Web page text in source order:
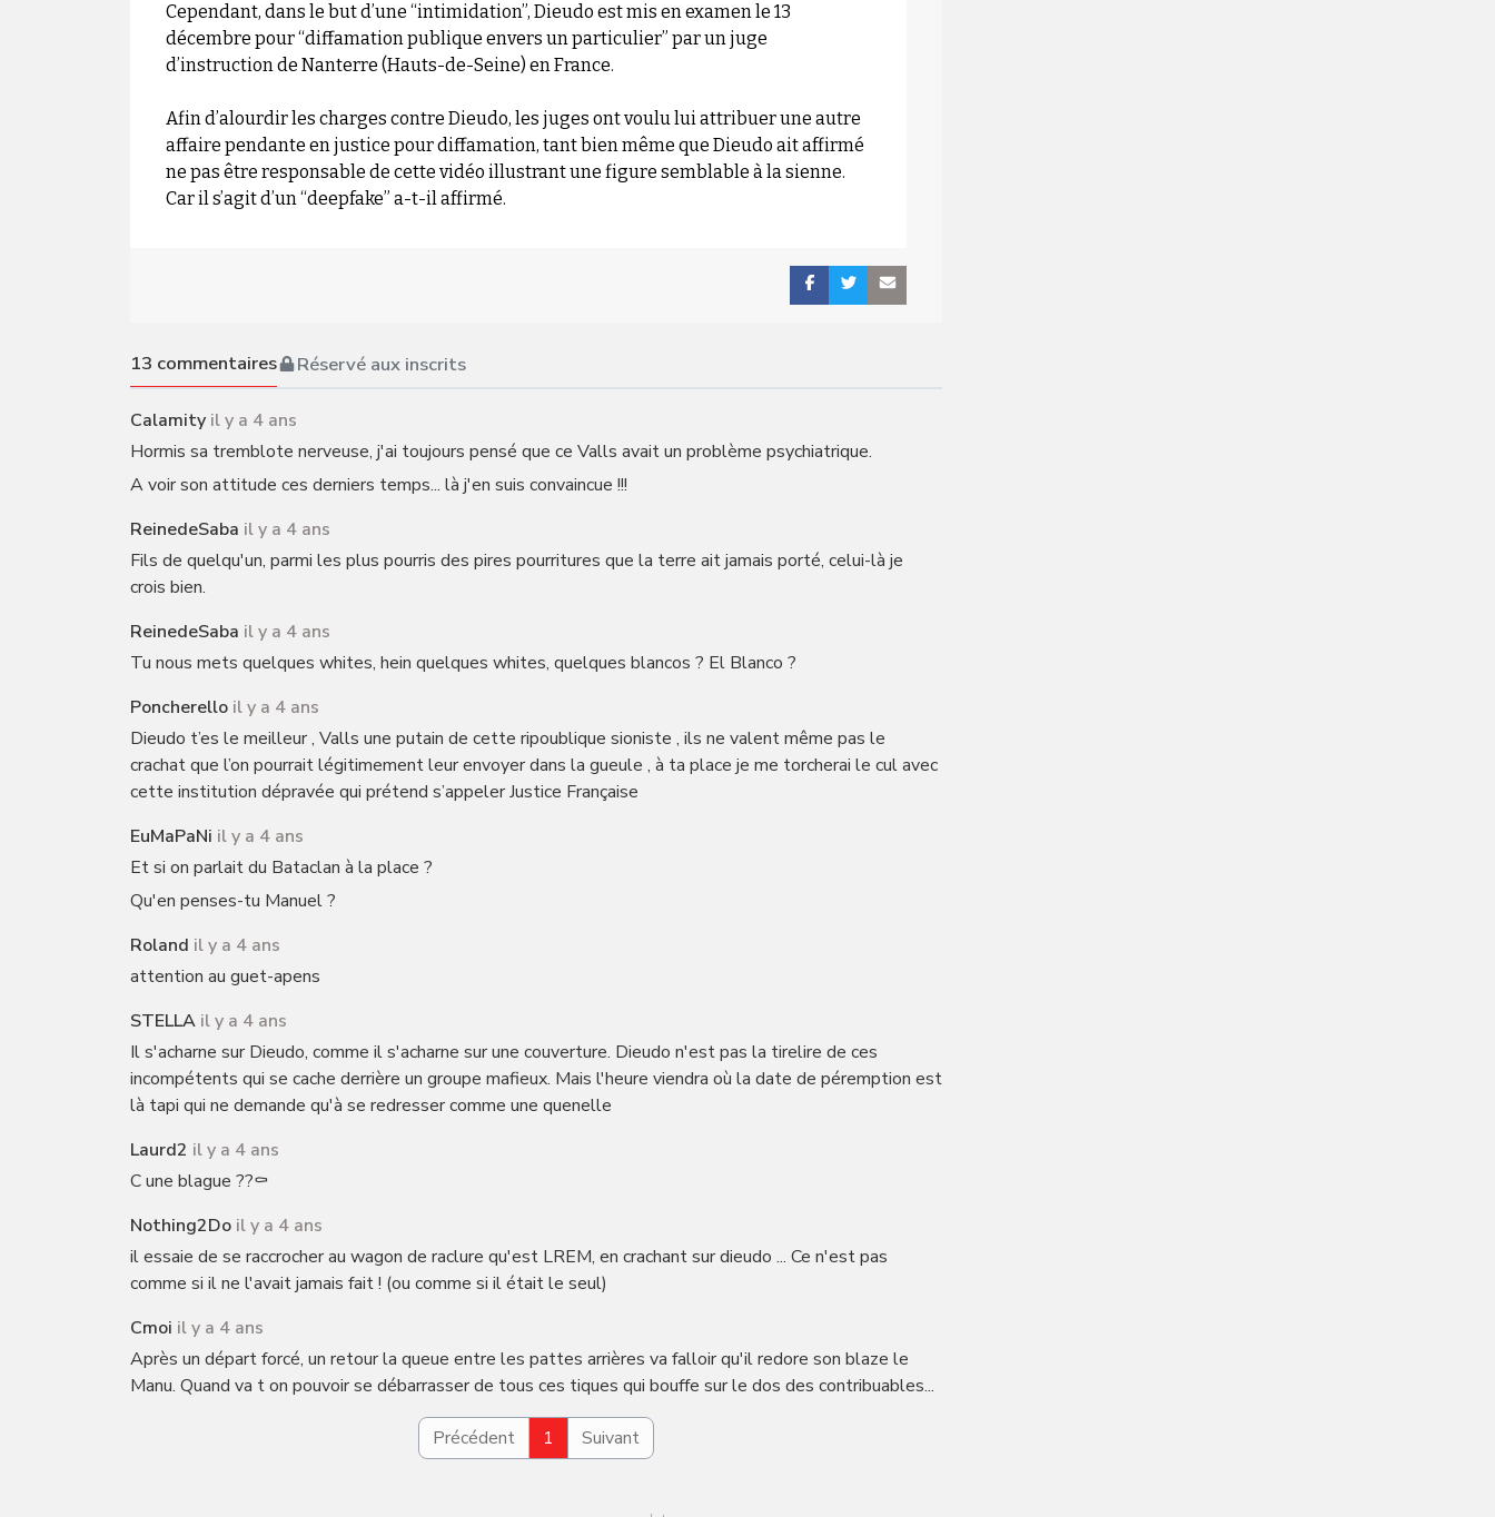
Cependant, dans le but d’une “intimidation”, Dieudo est mis en examen le 13
décembre pour “diffamation publique envers un particulier” par un juge
d’instruction de Nanterre (Hauts-de-Seine) en France.
Afin d’alourdir les charges contre Dieudo, les juges ont voulu lui attribuer une autre
affaire pendante en justice pour diffamation, tant bien même que Dieudo ait affirmé
ne pas être responsable de cette vidéo illustrant une figure semblable à la sienne.
Car il s’agit d’un “deepfake” a-t-il affirmé.
13 commentaires Réservé aux inscrits
Calamity il y a 4 ans
Hormis sa tremblote nerveuse, j'ai toujours pensé que ce Valls avait un problème psychiatrique.
A voir son attitude ces derniers temps... là j'en suis convaincue !!!
ReinedeSaba il y a 4 ans
Fils de quelqu'un, parmi les plus pourris des pires pourritures que la terre ait jamais porté, celui-là je
crois bien.
ReinedeSaba il y a 4 ans
Tu nous mets quelques whites, hein quelques whites, quelques blancos ? El Blanco ?
Poncherello il y a 4 ans
Dieudo t’es le meilleur , Valls une putain de cette ripoublique sioniste , ils ne valent même pas le
crachat que l’on pourrait légitimement leur envoyer dans la gueule , à ta place je me torcherai le cul avec
cette institution dépravée qui prétend s’appeler Justice Française
EuMaPaNi il y a 4 ans
Et si on parlait du Bataclan à la place ?
Qu'en penses-tu Manuel ?
Roland il y a 4 ans
attention au guet-apens
STELLA il y a 4 ans
Il s'acharne sur Dieudo, comme il s'acharne sur une couverture. Dieudo n'est pas la tirelire de ces
incompétents qui se cache derrière un groupe mafieux. Mais l'heure viendra où la date de péremption est
là tapi qui ne demande qu'à se redresser comme une quenelle
Laurd2 il y a 4 ans
C une blague ??⚰️
Nothing2Do il y a 4 ans
il essaie de se raccrocher au wagon de raclure qu'est LREM, en crachant sur dieudo ... Ce n'est pas
comme si il ne l'avait jamais fait ! (ou comme si il était le seul)
Cmoi il y a 4 ans
Après un départ forcé, un retour la queue entre les pattes arrières va falloir qu'il redore son blaze le
Manu. Quand va t on pouvoir se débarrasser de tous ces tiques qui bouffe sur le dos des contribuables...
Précédent 1 Suivant